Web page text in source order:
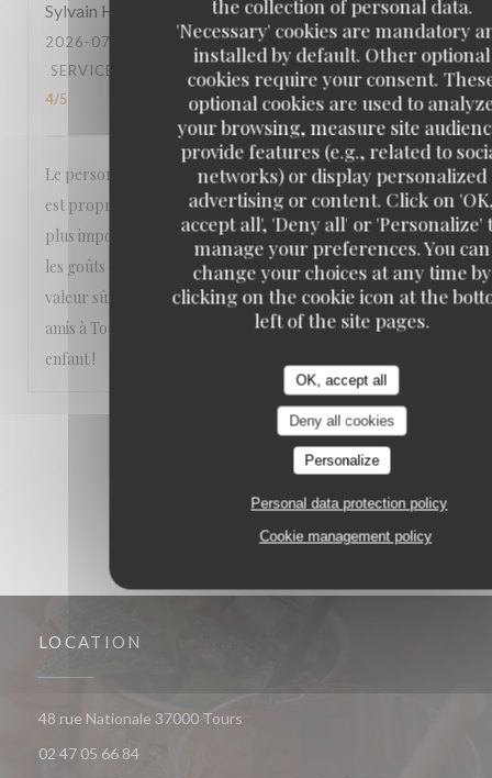
the collection of personal data.
'Necessary' cookies are mandatory
installed by default. Other optional
cookies require your consent.
optional cookies are used to
your browsing, measure site
provide features (e.g., related to
networks) or display personalized
advertising or content. Click on
accept all', 'Deny all' or 'Personalize'
manage your preferences. You can
change your choices at any time by
clicking on the cookie icon at the
left of the site pages.
OK, accept all
Deny all cookies
Personalize
Personal data protection policy
Cookie management policy
Sylvain H
2026-07-10
- 19:30 - GUESTS 6
SERVICE
AMBIANCE FOOD
4/5
Le personnel est poli, agréable et efficace. La salle haute
est propre, spacieuse, lumineuse et bien climatisée ! Et le
plus important: la carte est variée donc il y en a pour tous
les goûts (fruits de mer, viandes, poissons, salades,...) Une
valeur sûre pour déjeuner ou dîner en famille ou entre
amis à Tours. Où pour arroser le baccalauréat de votre
enfant !
3
LOCATION
48 rue Nationale 37000 Tours
02 47 05 66 84